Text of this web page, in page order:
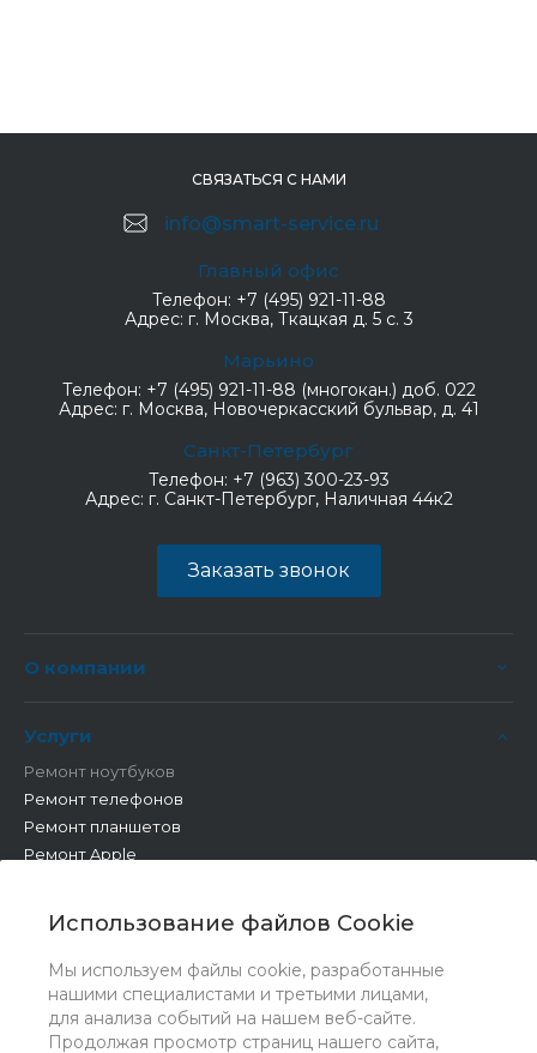
Использование файлов Cookie
Мы используем файлы cookie, разработанные
нашими специалистами и третьими лицами,
для анализа событий на нашем веб-сайте.
Продолжая просмотр страниц нашего сайта,
СВЯЗАТЬСЯ С НАМИ
info@smart-service.ru
Главный офис
Телефон: +7 (495) 921-11-88
Адрес: г. Москва, Ткацкая д. 5 с. 3
Марьино
Телефон: +7 (495) 921-11-88 (многокан.) доб. 022
Адрес: г. Москва, Новочеркасский бульвар, д. 41
Санкт-Петербург
Телефон: +7 (963) 300-23-93
Адрес: г. Санкт-Петербург, Наличная 44к2
Заказать звонок
О компании
Услуги
Ремонт ноутбуков
Ремонт телефонов
Ремонт планшетов
Ремонт Apple